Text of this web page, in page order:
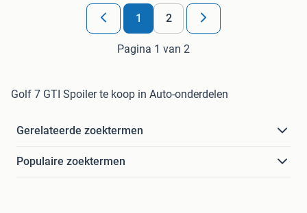
1 2
Pagina 1 van 2
Golf 7 GTI Spoiler te koop in Auto-onderdelen
Gerelateerde zoektermen
Populaire zoektermen